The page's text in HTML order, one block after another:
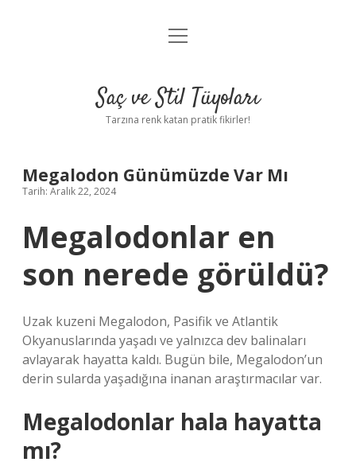
Anasayfa
Yasal Uyarı
menüyü
Saç ve Stil Tüyoları
Tarzına renk katan pratik fikirler!
Megalodon Günümüzde Var Mı
Tarih: Aralık 22, 2024
Megalodonlar en
son nerede görüldü?
Uzak kuzeni Megalodon, Pasifik ve Atlantik
Okyanuslarında yaşadı ve yalnızca dev balinaları
avlayarak hayatta kaldı. Bugün bile, Megalodon’un
derin sularda yaşadığına inanan araştırmacılar var.
Megalodonlar hala hayatta
mı?